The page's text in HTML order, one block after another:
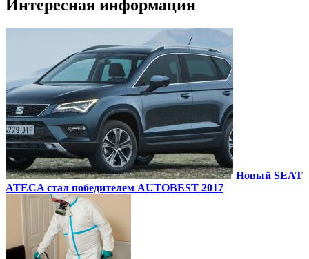
Интересная информация
Новый SEAT
ATECA стал победителем AUTOBEST 2017